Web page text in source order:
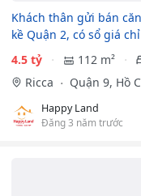
Khách thân gửi bán
kề Quận 2, có sổ giá
4.5 tỷ
112 m²
Ricca
Quận 9, Hồ
Happy Land
Đăng 3 năm trước